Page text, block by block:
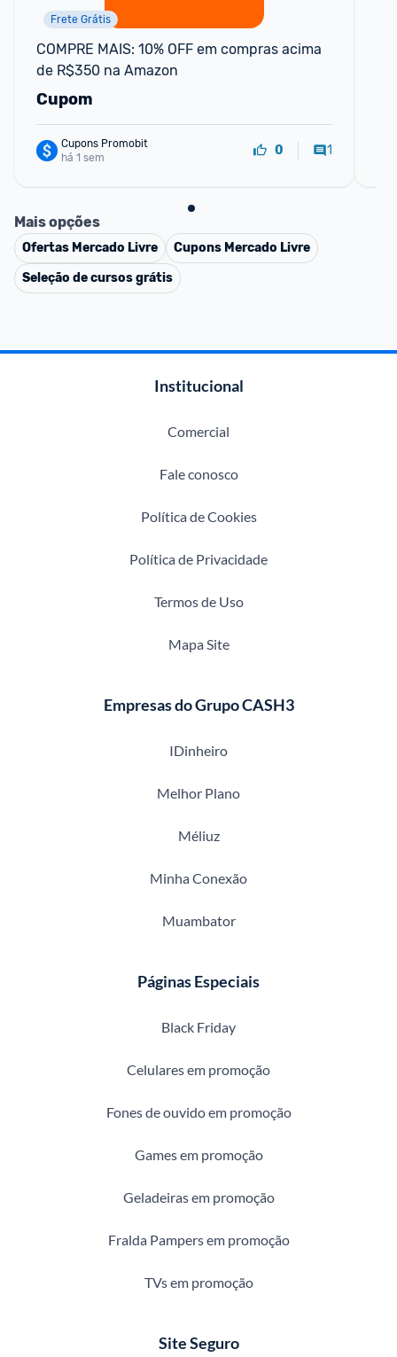
Frete Grátis
COMPRE MAIS: 10% OFF em compras acima
de R$350 na Amazon
Cupom
Cupons Promobit
há 1 sem
0 1
Mais opções
Ofertas Mercado Livre Cupons Mercado Livre
Seleção de cursos grátis
Institucional
Comercial
Fale conosco
Política de Cookies
Política de Privacidade
Termos de Uso
Mapa Site
Empresas do Grupo CASH3
IDinheiro
Melhor Plano
Méliuz
Minha Conexão
Muambator
Páginas Especiais
Black Friday
Celulares em promoção
Fones de ouvido em promoção
Games em promoção
Geladeiras em promoção
Fralda Pampers em promoção
TVs em promoção
Site Seguro